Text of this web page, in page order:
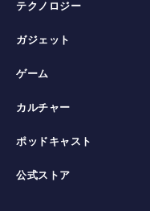
テクノロジー
ガジェット
ゲーム
カルチャー
ポッドキャスト
公式ストア